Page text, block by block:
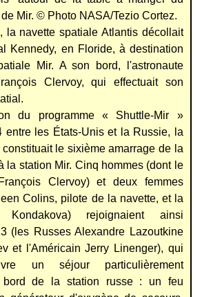
Mir. © Photo NASA/Tezio Cortez.
la navette spatiale Atlantis décollait
Kennedy, en Floride, à destination
Mir. A son bord, l'astronaute
Clervoy, qui effectuait son
du programme « Shuttle-Mir »
entre les États-Unis et la Russie, la
le sixième amarrage de la
la station Mir. Cinq hommes (dont le
Clervoy) et deux femmes
Colins, pilote de la navette, et la
rejoignaient ainsi
(les Russes Alexandre Lazoutkine
et l'Américain Jerry Linenger), qui
un séjour particulièrement
bord de la station russe : un feu